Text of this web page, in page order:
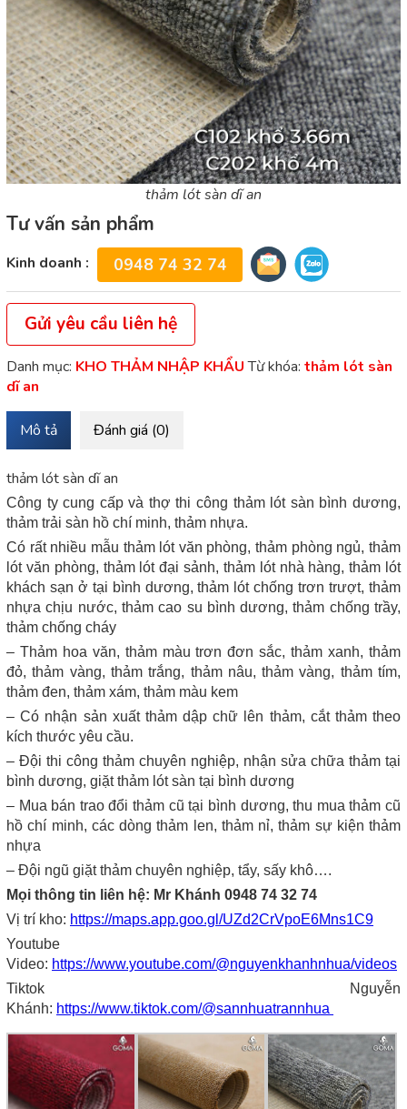
thảm lót sàn dĩ an
Tư vấn sản phẩm
Kinh doanh : 0948 74 32 74
Gửi yêu cầu liên hệ
Danh mục: KHO THẢM NHẬP KHẨU Từ khóa: thảm lót sàn
dĩ an
Mô tả Đánh giá (0)
thảm lót sàn dĩ an
Công ty cung cấp và thợ thi công thảm lót sàn bình dương,
thảm trải sàn hồ chí minh, thảm nhựa.
Có rất nhiều mẫu thảm lót văn phòng, thảm phòng ngủ, thảm
lót văn phòng, thảm lót đại sảnh, thảm lót nhà hàng, thảm lót
khách sạn ở tại bình dương, thảm lót chống trơn trượt, thảm
nhựa chịu nước, thảm cao su bình dương, thảm chống trầy,
thảm chống cháy
– Thảm hoa văn, thảm màu trơn đơn sắc, thảm xanh, thảm
đỏ, thảm vàng, thảm trắng, thảm nâu, thảm vàng, thảm tím,
thảm đen, thảm xám, thảm màu kem
– Có nhận sản xuất thảm dập chữ lên thảm, cắt thảm theo
kích thước yêu cầu.
– Đội thi công thảm chuyên nghiệp, nhận sửa chữa thảm tại
bình dương, giặt thảm lót sàn tại bình dương
– Mua bán trao đổi thảm cũ tại bình dương, thu mua thảm cũ
hồ chí minh, các dòng thảm len, thảm nỉ, thảm sự kiện thảm
nhựa
– Đội ngũ giặt thảm chuyên nghiệp, tẩy, sấy khô….
Mọi thông tin liên hệ: Mr Khánh 0948 74 32 74
Vị trí kho: https://maps.app.goo.gl/UZd2CrVpoE6Mns1C9
Youtube
Video: https://www.youtube.com/@nguyenkhanhnhua/videos
Tiktok Nguyễn
Khánh: https://www.tiktok.com/@sannhuatrannhua